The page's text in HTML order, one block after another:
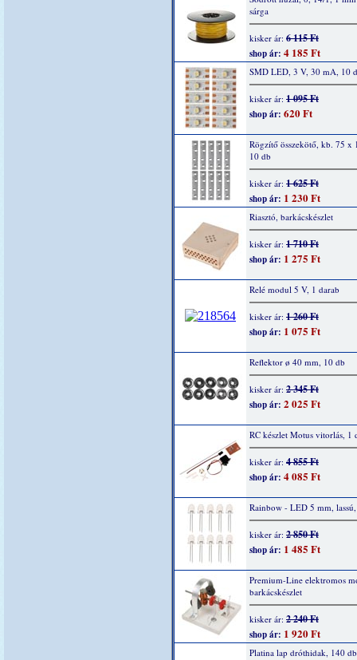
sárga
kisker ár: 6 115 Ft
shop ár: 4 185 Ft
SMD LED, 3 V, 30 mA, 10
kisker ár: 1 095 Ft
shop ár: 620 Ft
Rögzítő összekötő, kb. 75 x
10 db
kisker ár: 1 625 Ft
shop ár: 1 230 Ft
Riasztó, barkácskészlet
kisker ár: 1 710 Ft
shop ár: 1 275 Ft
Relé modul 5 V, 1 darab
kisker ár: 1 260 Ft
shop ár: 1 075 Ft
Reflektor ø 40 mm, 10 db
kisker ár: 2 345 Ft
shop ár: 2 025 Ft
RC készlet Motus vitorlás, 1
kisker ár: 4 855 Ft
shop ár: 4 085 Ft
Rainbow - LED 5 mm,
kisker ár: 2 850 Ft
shop ár: 1 485 Ft
Premium-Line elektromos
barkácskészlet
kisker ár: 2 240 Ft
shop ár: 1 920 Ft
Platina lap dróthidak, 140